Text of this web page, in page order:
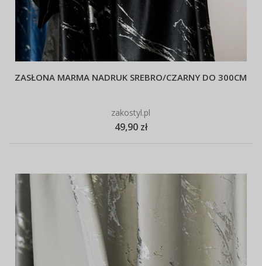
ZASŁONA MARMA NADRUK SREBRO/CZARNY DO 300CM
zakostyl.pl
49,90 zł